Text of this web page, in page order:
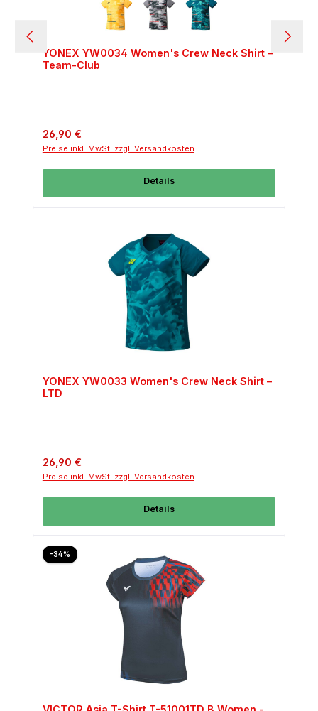
YONEX YW0034 Women's Crew Neck Shirt –
Team-Club
Regulärer Preis:
26,90 €
Preise inkl. MwSt. zzgl. Versandkosten
Details
YONEX YW0033 Women's Crew Neck Shirt –
LTD
Regulärer Preis:
26,90 €
Preise inkl. MwSt. zzgl. Versandkosten
Details
-34%Rabatt